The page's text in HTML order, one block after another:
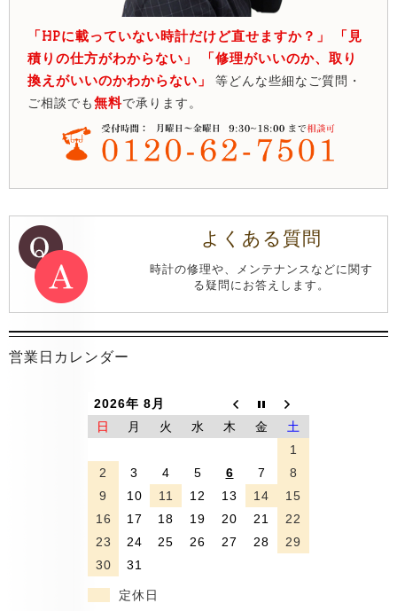
「HPに載っていない時計だけど直せますか？」 「見
積りの仕方がわからない」 「修理がいいのか、取り
換えがいいのかわからない」
等どんな些細なご質問・
ご相談でも無料で承ります。
よくある質問
時計の修理や、メンテナンスなどに関す
る疑問にお答えします。
営業日カレンダー
2026年 8月
日
月 火 水 木 金
土
1
2
3 4 5 6 7
8
9
10 11 12 13 14
15
16
17 18 19 20 21
22
23
24 25 26 27 28
29
30
31
定休日